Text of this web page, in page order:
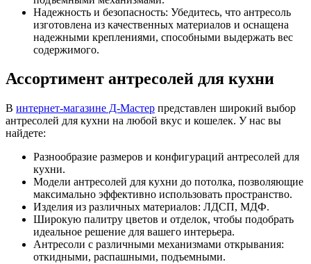
Надежность и безопасность: Убедитесь, что антресоль
изготовлена из качественных материалов и оснащена
надежными креплениями, способными выдержать вес
содержимого.
Ассортимент антресолей для кухни
В интернет-магазине Д-Мастер представлен широкий выбор
антресолей для кухни на любой вкус и кошелек. У нас вы
найдете:
Разнообразие размеров и конфигураций антресолей для
кухни.
Модели антресолей для кухни до потолка, позволяющие
максимально эффективно использовать пространство.
Изделия из различных материалов: ЛДСП, МДФ.
Широкую палитру цветов и отделок, чтобы подобрать
идеальное решение для вашего интерьера.
Антресоли с различными механизмами открывания:
откидными, распашными, подъемными.